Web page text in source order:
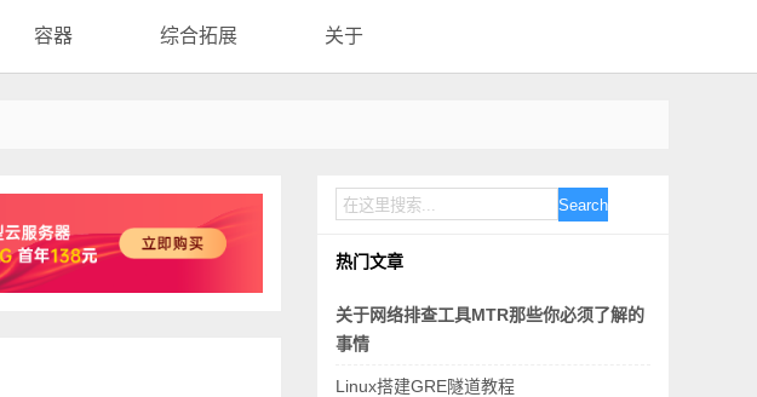
容器 综合拓展 关于
Search
热门文章
关于网络排查工具MTR那些你必须了解的
事情
Linux搭建GRE隧道教程